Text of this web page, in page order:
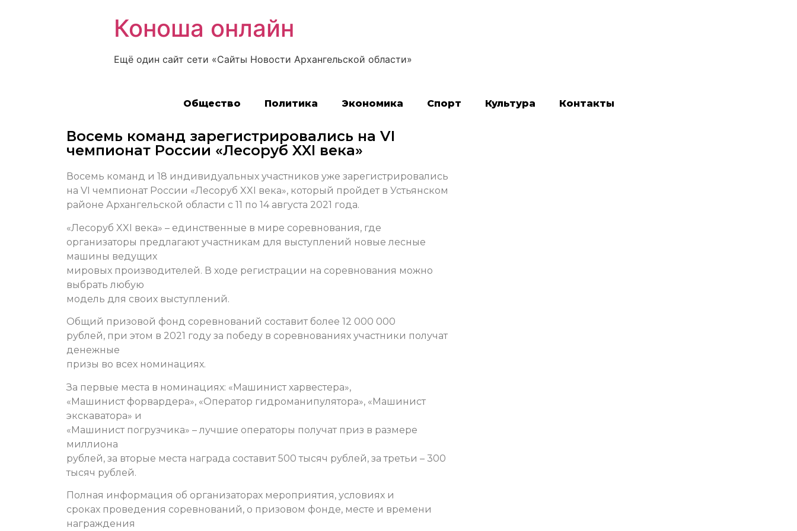
Коноша онлайн
Ещё один сайт сети «Сайты Новости Архангельской области»
Общество Политика Экономика Спорт Культура Контакты
Восемь команд зарегистрировались на VI
чемпионат России «Лесоруб XXI века»
Восемь команд и 18 индивидуальных участников уже зарегистрировались
на VI чемпионат России «Лесоруб XXI века», который пройдет в Устьянском
районе Архангельской области с 11 по 14 августа 2021 года.
«Лесоруб XXI века» – единственные в мире соревнования, где
организаторы предлагают участникам для выступлений новые лесные
машины ведущих
мировых производителей. В ходе регистрации на соревнования можно
выбрать любую
модель для своих выступлений.
Общий призовой фонд соревнований составит более 12 000 000
рублей, при этом в 2021 году за победу в соревнованиях участники получат
денежные
призы во всех номинациях.
За первые места в номинациях: «Машинист харвестера»,
«Машинист форвардера», «Оператор гидроманипулятора», «Машинист
экскаватора» и
«Машинист погрузчика» – лучшие операторы получат приз в размере
миллиона
рублей, за вторые места награда составит 500 тысяч рублей, за третьи – 300
тысяч рублей.
Полная информация об организаторах мероприятия, условиях и
сроках проведения соревнований, о призовом фонде, месте и времени
награждения